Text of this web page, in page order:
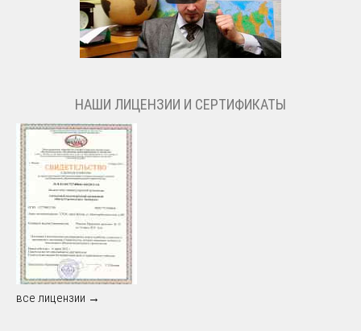
НАШИ ЛИЦЕНЗИИ И СЕРТИФИКАТЫ
все лицензии →